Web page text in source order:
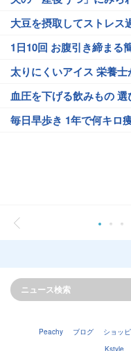
大豆を摂取してストレス
1日10回 お腹引き締まる
太りにくいアイス 栄養士
血圧を下げる飲みもの 選
毎日早歩き 1年で何キロ
Peachy ブログ ショッ
Kstyle